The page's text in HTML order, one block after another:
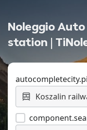
Noleggio
station |